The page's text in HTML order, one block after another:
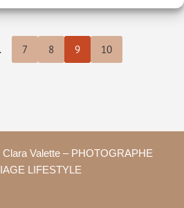
7 8 9 10
Valette – PHOTOGRAPHE
LIFESTYLE